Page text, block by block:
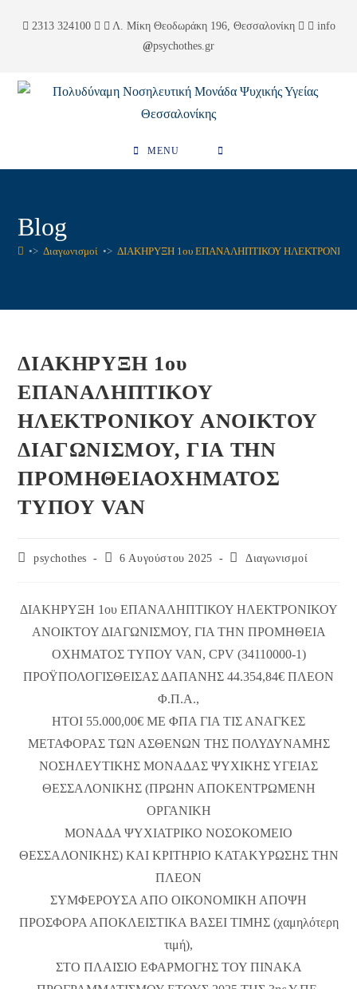
περιεχόμενο
2313 324100 Λ. Μίκη Θεοδωράκη 196, Θεσσαλονίκη
info
psychothes.gr
MENU
Blog
•> Διαγωνισμοί •> ΔΙΑΚΗΡΥΞΗ 1ου ΕΠΑΝΑΛΗΠΤΙΚΟΥ
ΔΙΑΚΗΡΥΞΗ 1ου
ΕΠΑΝΑΛΗΠΤΙΚΟΥ
ΗΛΕΚΤΡΟΝΙΚΟΥ ΑΝΟΙΚΤΟΥ
ΔΙΑΓΩΝΙΣΜΟΥ, ΓΙΑ ΤΗΝ
ΠΡΟΜΗΘΕΙΑΟΧΗΜΑΤΟΣ
ΤΥΠΟΥ VAN
Postpsychothes
Post6 Αυγούστου 2025
PostΔιαγωνισμοί
ΔΙΑΚΗΡΥΞΗ 1ου ΕΠΑΝΑΛΗΠΤΙΚΟΥ ΗΛΕΚΤΡΟΝΙΚΟΥ
ΑΝΟΙΚΤΟΥ ΔΙΑΓΩΝΙΣΜΟΥ, ΓΙΑ ΤΗΝ ΠΡΟΜΗΘΕΙΑ
ΟΧΗΜΑΤΟΣ ΤΥΠΟΥ VAN, CPV (34110000-1)
ΠΡΟΫΠΟΛΟΓΙΣΘΕΙΣΑΣ ΔΑΠΑΝΗΣ 44.354,84€ ΠΛΕΟΝ
Φ.Π.Α.,
ΗΤΟΙ 55.000,00€ ΜΕ ΦΠΑ ΓΙΑ ΤΙΣ ΑΝΑΓΚΕΣ
ΜΕΤΑΦΟΡΑΣ ΤΩΝ ΑΣΘΕΝΩΝ ΤΗΣ ΠΟΛΥΔΥΝΑΜΗΣ
ΝΟΣΗΛΕΥΤΙΚΗΣ ΜΟΝΑΔΑΣ ΨΥΧΙΚΗΣ ΥΓΕΙΑΣ
ΘΕΣΣΑΛΟΝΙΚΗΣ (ΠΡΩΗΝ ΑΠΟΚΕΝΤΡΩΜΕΝΗ
ΟΡΓΑΝΙΚΗ
ΜΟΝΑΔΑ ΨΥΧΙΑΤΡΙΚΟ ΝΟΣΟΚΟΜΕΙΟ
ΘΕΣΣΑΛΟΝΙΚΗΣ) ΚΑΙ ΚΡΙΤΗΡΙΟ ΚΑΤΑΚΥΡΩΣΗΣ ΤΗΝ
ΠΛΕΟΝ
ΣΥΜΦΕΡΟΥΣΑ ΑΠΟ ΟΙΚΟΝΟΜΙΚΗ ΑΠΟΨΗ
ΠΡΟΣΦΟΡΑ ΑΠΟΚΛΕΙΣΤΙΚΑ ΒΑΣΕΙ ΤΙΜΗΣ (χαμηλότερη
τιμή),
ΣΤΟ ΠΛΑΙΣΙΟ ΕΦΑΡΜΟΓΗΣ ΤΟΥ ΠΙΝΑΚΑ